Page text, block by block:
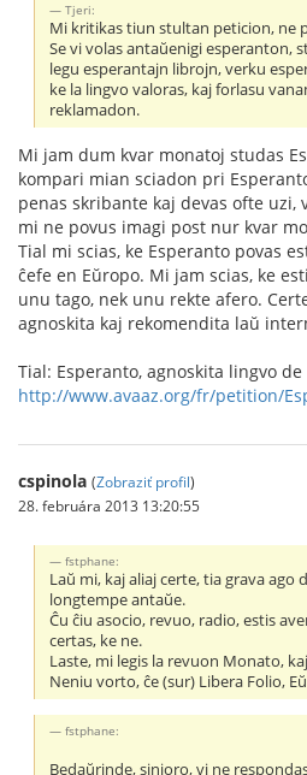
Tjeri:
Mi kritikas tiun stultan peticion, ne
Se vi volas antaŭenigi esperanton,
legu esperantajn librojn, verku
ke la lingvo valoras, kaj forlasu
reklamadon.
Mi jam dum kvar monatoj studas
kompari mian sciadon pri
penas skribante kaj devas ofte uzi,
mi ne povus imagi post nur kvar
Tial mi scias, ke Esperanto povas
ĉefe en Eŭropo. Mi jam scias, ke
unu tago, nek unu rekte afero.
agnoskita kaj rekomendita laŭ
Tial: Esperanto, agnoskita lingvo de
http://www.avaaz.org/fr/petition/
cspinola (Zobraziť profil)
28. februára 2013 13:20:55
fstphane:
Laŭ mi, kaj aliaj certe, tia grava ago
longtempe antaŭe.
Ĉu ĉiu asocio, revuo, radio, estis
certas, ke ne.
Laste, mi legis la revuon Monato,
Neniu vorto, ĉe (sur) Libera Folio,
fstphane:
Bedaŭrinde, sinjoro, vi ne